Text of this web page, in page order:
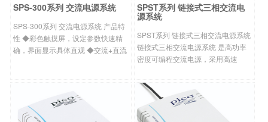
SPS-300系列 交流电源系统
SPS-300系列 交流电源系统 产品特
性 ◆彩色触摸屏，设定参数快速精
确，界面显示具体直观 ◆交流+直流
SPST系列 链接式三相交流电
源系统
SPST系列 链接式三相交流电源系统
链接式三相交流电源系统 是高功率
密度可编程交流电源，采用高速
术，主动PFC设计，既可实现交/直
流稳定输出， 也可实现